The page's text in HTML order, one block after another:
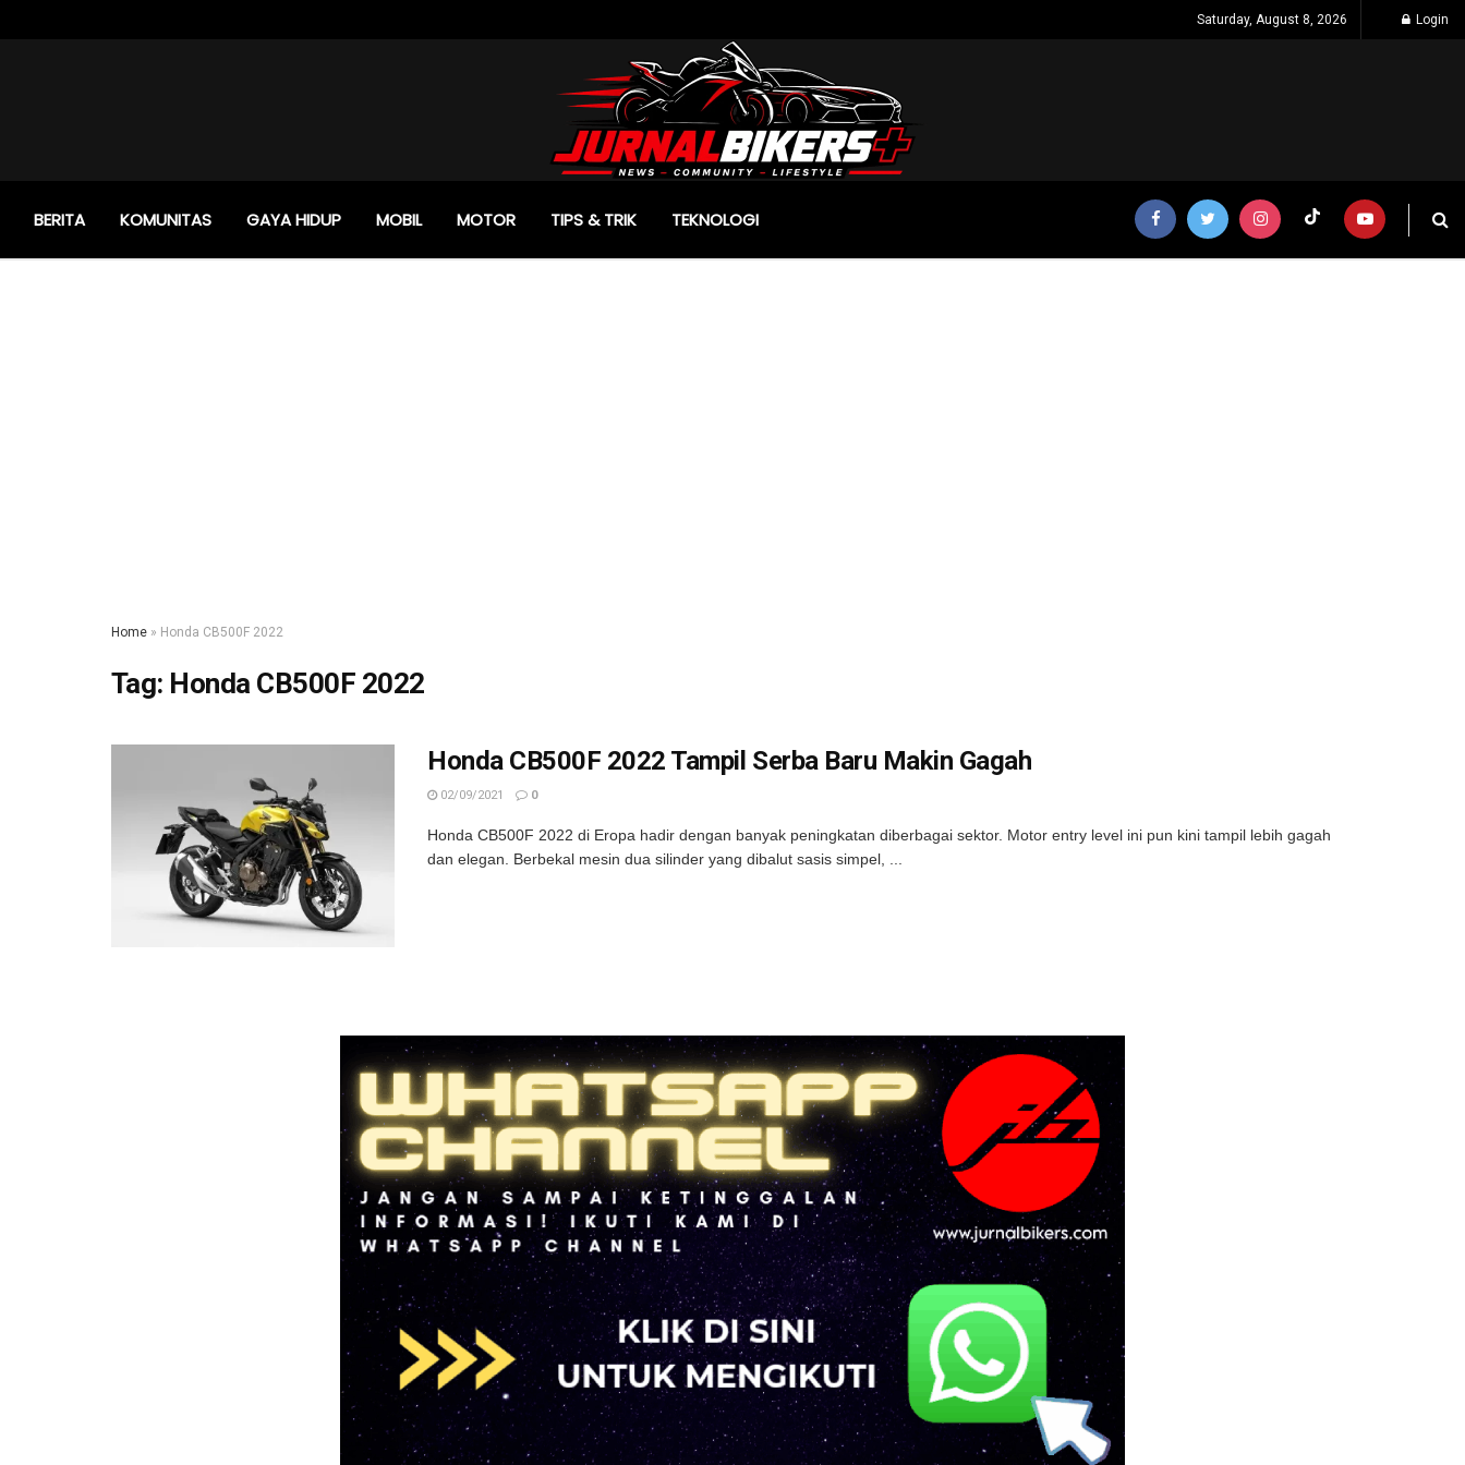
Saturday, August 8, 2026 Login
BERITA KOMUNITAS GAYA HIDUP MOBIL MOTOR TIPS & TRIK TEKNOLOGI
Home » Honda CB500F 2022
Tag: Honda CB500F 2022
Honda CB500F 2022 Tampil Serba Baru Makin Gagah
02/09/2021 0
Honda CB500F 2022 di Eropa hadir dengan banyak peningkatan diberbagai sektor. Motor entry level ini pun kini tampil lebih gagah
dan elegan. Berbekal mesin dua silinder yang dibalut sasis simpel, ...